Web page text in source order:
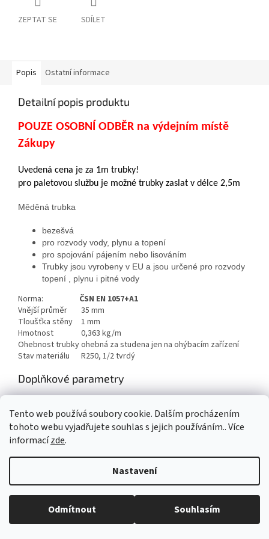
Tento web používá soubory cookie. Dalším procházením
tohoto webu vyjadřujete souhlas s jejich používáním.. Více
informacízde.
Nastavení
Odmítnout Souhlasím
ZEPTAT SE SDÍLET
Popis Ostatní informace
Detailní popis produktu
POUZE OSOBNÍ ODBĚR na výdejním místě
Zákupy
Uvedená cena je za 1m trubky!
pro paletovou službu je možné trubky zaslat v délce 2,5m
Měděná trubka
bezešvá
pro rozvody vody, plynu a topení
pro spojování pájením nebo lisováním
Trubky jsou vyrobeny v EU a jsou určené pro rozvody
topení , plynu i pitné vody
Norma:
ČSN EN 1057+A1
Vnější průměr
35 mm
Tloušťka stěny
1 mm
Hmotnost
0,363 kg/m
Ohebnost trubkyohebná za studena jen na ohýbacím zařízení
Stav materiálu
R250, 1/2 tvrdý
Doplňkové parametry
Hmotnost
1 kg
Vytvořil Shoptet
Copyright 2026AAA pro dům s.r.o. . Všechna práva vyhrazena.